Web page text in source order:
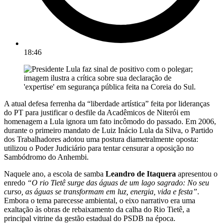
18:46
A atual defesa ferrenha da “liberdade artística” feita por lideranças
do PT para justificar o desfile da Acadêmicos de Niterói em
homenagem a Lula ignora um fato incômodo do passado. Em 2006,
durante o primeiro mandato de Luiz Inácio Lula da Silva, o Partido
dos Trabalhadores adotou uma postura diametralmente oposta:
utilizou o Poder Judiciário para tentar censurar a oposição no
Sambódromo do Anhembi.
Naquele ano, a escola de samba Leandro de Itaquera apresentou o
enredo “O rio Tietê surge das águas de um lago sagrado: No seu
curso, as águas se transformam em luz, energia, vida e festa”.
Embora o tema parecesse ambiental, o eixo narrativo era uma
exaltação às obras de rebaixamento da calha do Rio Tietê, a
principal vitrine da gestão estadual do PSDB na época.